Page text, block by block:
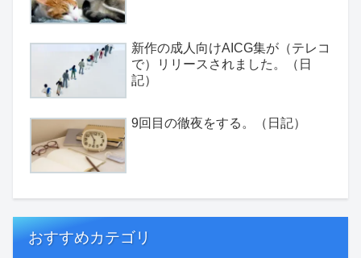
新作の成人向けAICG集が（テレコ
で）リリースされました。（日
記）
9回目の徹夜をする。（日記）
おすすめカテゴリ